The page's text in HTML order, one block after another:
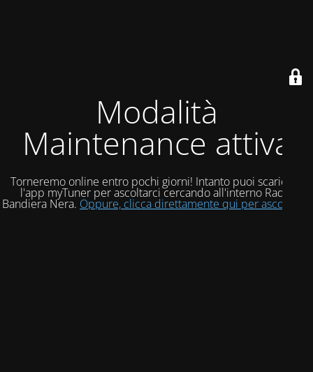
Modalità
Maintenance attiva
Torneremo online entro pochi giorni! Intanto puoi scaricare
l'app myTuner per ascoltarci cercando all'interno Radio
Bandiera Nera. Oppure, clicca direttamente qui per ascoltarci!